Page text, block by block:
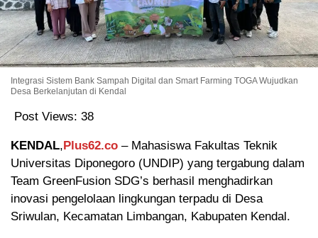
Integrasi Sistem Bank Sampah Digital dan Smart Farming TOGA Wujudkan
Desa Berkelanjutan di Kendal
Post Views: 38
KENDAL, Plus62.co – Mahasiswa Fakultas Teknik
Universitas Diponegoro (UNDIP) yang tergabung dalam
Team GreenFusion SDG’s berhasil menghadirkan
inovasi pengelolaan lingkungan terpadu di Desa
Sriwulan, Kecamatan Limbangan, Kabupaten Kendal.